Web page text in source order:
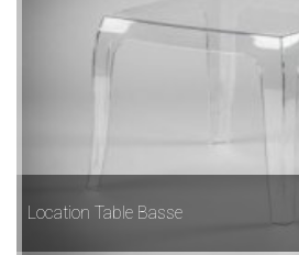
Location Table Basse